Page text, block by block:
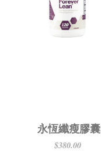
永恆纖瘦膠囊
$380.00